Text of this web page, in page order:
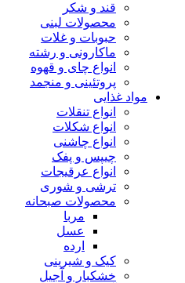
قند و شکر
محصولات لبنی
حبوبات و غلات
ماکارونی و رشته
انواع چای و قهوه
پروتئینی و منجمد
مواد غذایی
انواع تنقلات
انواع شکلات
انواع چاشنی
چیپس و پفک
انواع عرقیجات
ترشی و شوری
محصولات صبحانه
مربا
عسل
ارده
کیک و شیرینی
خشکبار و آجیل